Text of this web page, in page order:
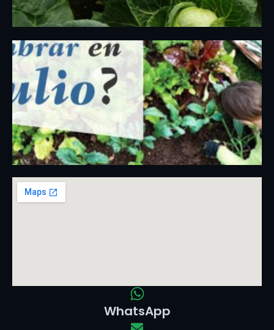
WhatsApp